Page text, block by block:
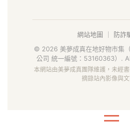
食
材
網站地圖
防詐
© 2026 美夢成真在地好物市集
公司 統一編號：53160363）.
本網站由美夢成真團隊維護，未經
摘錄站內影像與文